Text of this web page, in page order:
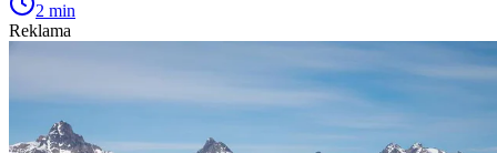
2 min
Reklama